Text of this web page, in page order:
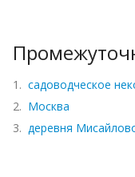
1. садоводческое
2. Москва
3. деревня